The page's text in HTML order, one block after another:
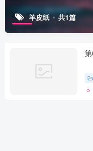
羊皮纸 共1篇